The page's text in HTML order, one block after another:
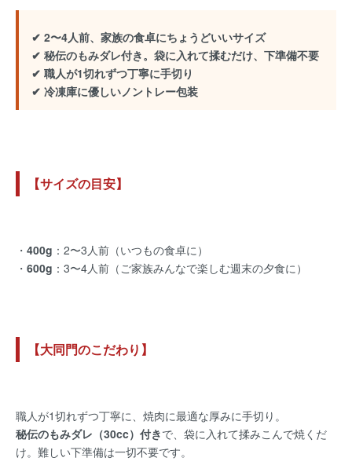
✔ 2〜4人前、家族の食卓にちょうどいいサイズ
✔ 秘伝のもみダレ付き。袋に入れて揉むだけ、下準備不要
✔ 職人が1切れずつ丁寧に手切り
✔ 冷凍庫に優しいノントレー包装
【サイズの目安】
・ 400g ：2〜3人前（いつもの食卓に）
・ 600g ：3〜4人前（ご家族みんなで楽しむ週末の夕食に）
【大同門のこだわり】
職人が1切れずつ丁寧に、焼肉に最適な厚みに手切り。
秘伝のもみダレ（30cc）付きで、袋に入れて揉みこんで焼くだ
け。難しい下準備は一切不要です。